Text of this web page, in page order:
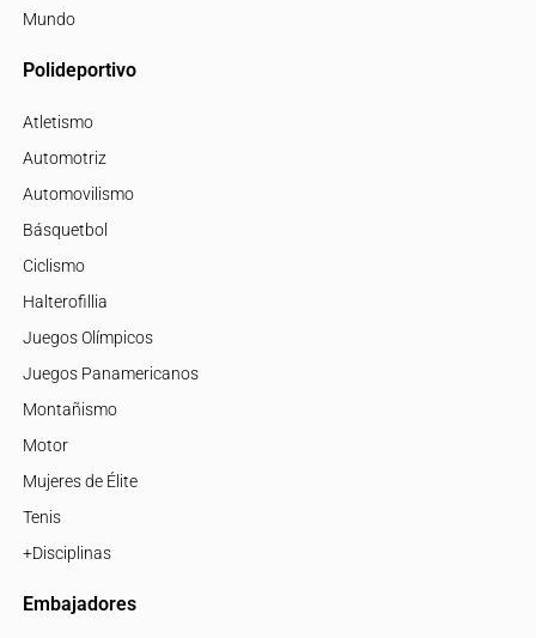
Mundo
Polideportivo
Atletismo
Automotriz
Automovilismo
Básquetbol
Ciclismo
Halterofillia
Juegos Olímpicos
Juegos Panamericanos
Montañismo
Motor
Mujeres de Élite
Tenis
+Disciplinas
Embajadores